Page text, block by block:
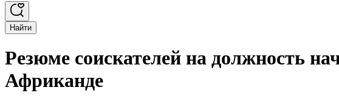
Найти
Резюме соискателей на должность
Африканде